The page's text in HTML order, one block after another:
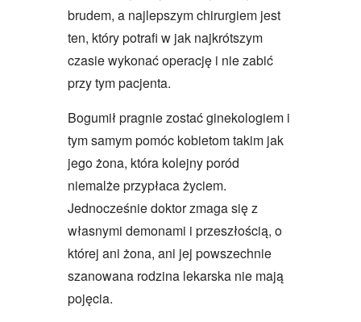
brudem, a najlepszym chirurgiem jest
ten, który potrafi w jak najkrótszym
czasie wykonać operację i nie zabić
przy tym pacjenta.
Bogumił pragnie zostać ginekologiem i
tym samym pomóc kobietom takim jak
jego żona, która kolejny poród
niemalże przypłaca życiem.
Jednocześnie doktor zmaga się z
własnymi demonami i przeszłością, o
której ani żona, ani jej powszechnie
szanowana rodzina lekarska nie mają
pojęcia.